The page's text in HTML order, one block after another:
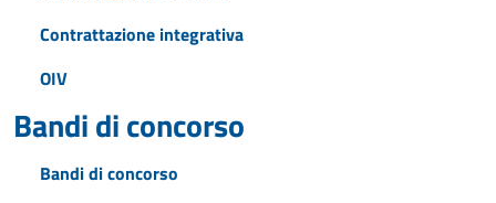
Contrattazione integrativa
OIV
Bandi di concorso
Bandi di concorso